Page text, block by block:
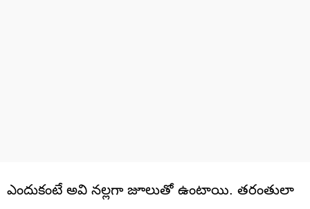
ఎందుకంటే అవి నల్లగా జూలుతో ఉంటాయి. తరంతులా